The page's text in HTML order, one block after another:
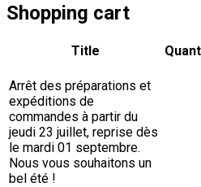
Shopping cart
Arrêt des préparations et
expéditions de
commandes à partir du
jeudi 23 juillet, reprise dès
le mardi 01 septembre.
Nous vous souhaitons un
bel été !
Title